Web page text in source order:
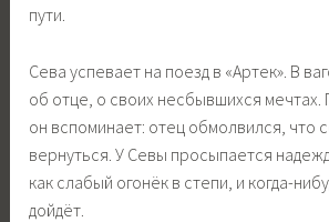
пути.
Сева успевает на поезд в «Артек». В
об отце, о своих несбывшихся мечтах.
он вспоминает: отец обмолвился, что
вернуться. У Севы просыпается
как слабый огонёк в степи, и когда-
дойдёт.